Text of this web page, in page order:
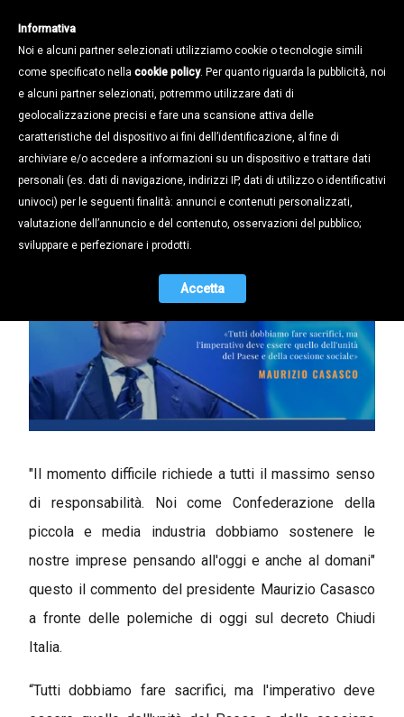
CORONAVIRUS: CASASCO (CONFAPI),
ORA PIÙ CHE MAI NECESSARIA
COESIONE SOCIALE
27.03.2020
"Il momento difficile richiede a tutti il massimo senso
di responsabilità. Noi come Confederazione della
piccola e media industria dobbiamo sostenere le
nostre imprese pensando all'oggi e anche al domani"
questo il commento del presidente Maurizio Casasco
a fronte delle polemiche di oggi sul decreto Chiudi
Italia.
“Tutti dobbiamo fare sacrifici, ma l'imperativo deve
Informativa
Noi e alcuni partner selezionati utilizziamo cookie o tecnologie simili
come specificato nella cookie policy. Per quanto riguarda la pubblicità, noi
e alcuni partner selezionati, potremmo utilizzare dati di
geolocalizzazione precisi e fare una scansione attiva delle
caratteristiche del dispositivo ai fini dell’identificazione, al fine di
archiviare e/o accedere a informazioni su un dispositivo e trattare dati
personali (es. dati di navigazione, indirizzi IP, dati di utilizzo o identificativi
univoci) per le seguenti finalità: annunci e contenuti personalizzati,
valutazione dell’annuncio e del contenuto, osservazioni del pubblico;
sviluppare e perfezionare i prodotti.
Accetta